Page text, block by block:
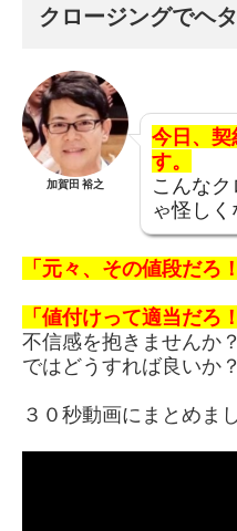
クロージングでヘ
加賀田 裕之
今日、契
す。
こんな
ゃ怪しく
「元々、その値段だろ！
「値付けって適当だろ！
不信感を抱きませんか？
ではどうすれば良いか？
３０秒動画にまとめま